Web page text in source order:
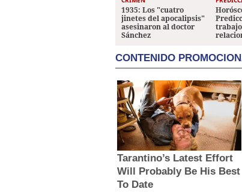
1935: Los "cuatro
jinetes del apocalipsis"
asesinaron al doctor
Sánchez
CONTENIDO
Tarantino’s Latest Effort
Will Probably Be His Best
To Date